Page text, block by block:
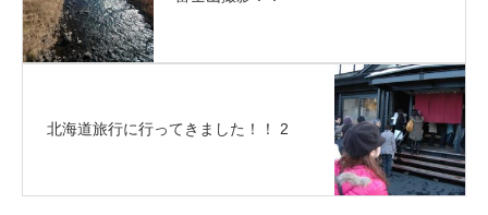
北海道旅行に行ってきました！！ 2